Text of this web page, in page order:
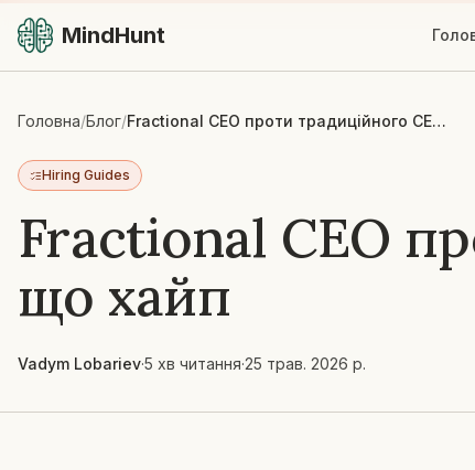
MindHunt
Головна/Блог/ Fractional CEO проти традиційного CEO: що реально, а що хайп
Hiring Guides
Fractional CEO
що хайп
Vadym Lobariev·5 хв читання·25 трав. 2026 р.